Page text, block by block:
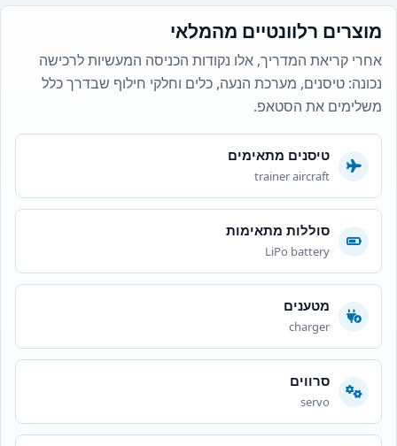
מוצרים רלוונטיים מהמלאי
אחרי קריאת המדריך, אלו נקודות הכניסה המעשיות לרכישה
נכונה: טיסנים, מערכת הנעה, כלים וחלקי חילוף שבדרך כלל
משלימים את הסטאפ.
טיסנים מתאימים
trainer aircraft
סוללות מתאימות
LiPo battery
מטענים
charger
סרווים
servo